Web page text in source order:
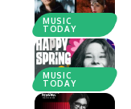
MUSIC
TODAY
MUSIC
TODAY